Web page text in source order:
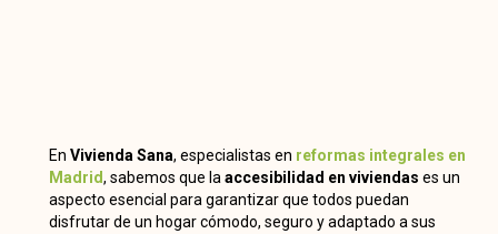
En Vivienda Sana, especialistas en reformas integrales en
Madrid, sabemos que laaccesibilidad en viviendas es un
aspecto esencial para garantizar que todos puedan
disfrutar de un hogar cómodo, seguro y adaptado a sus